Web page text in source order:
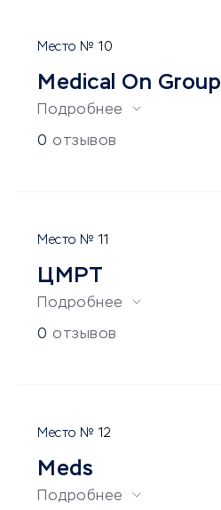
10
Medical On Group
Подробнее
0 отзывов
11
ЦМРТ
Подробнее
0 отзывов
12
Meds
Подробнее